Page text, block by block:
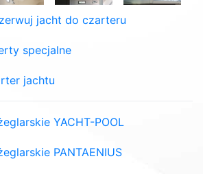
jacht do czarteru
specjalne
jachtu
YACHT-POOL
PANTAENIUS